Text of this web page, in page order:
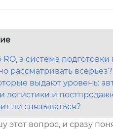
RO, а система
рассматривать
выдают уровень:
логистики и
ли связываться?
этот вопрос, и сразу